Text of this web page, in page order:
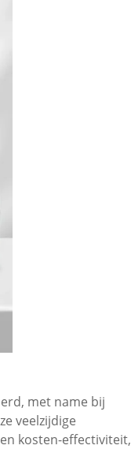
met name bij
veelzijdige
kosten-effectiviteit,